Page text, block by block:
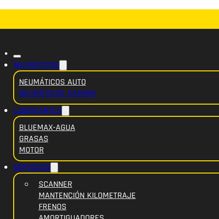
NEUMÁTICOS
NEUMÁTICOS AUTO
NEUMÁTICOS CAMION
LUBRICANTES
BLUEMAX-AGUA
GRASAS
MOTOR
SERVICIOS
SCANNER
MANTENCIÓN KILOMETRAJE
FRENOS